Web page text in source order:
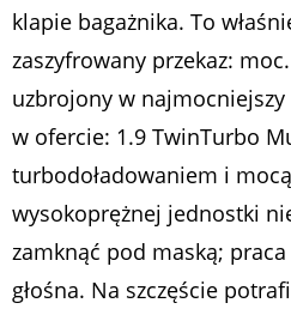
klapie bagażnika. To
zaszyfrowany przekaz:
uzbrojony w
w ofercie: 1.9 TwinTurbo
turbodoładowaniem i
wysokoprężnej jednostki
zamknąć pod maską;
głośna. Na szczęście